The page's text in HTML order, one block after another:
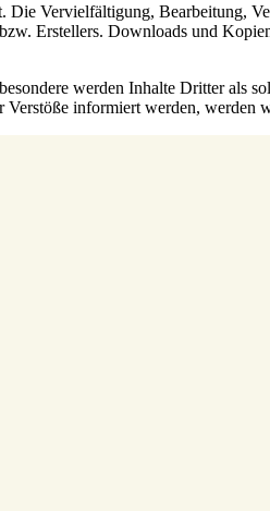
Die Vervielfältigung, Bearbeitung,
Erstellers. Downloads und
werden Inhalte Dritter als
informiert werden, werden